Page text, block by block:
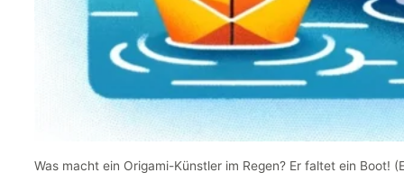
Was macht ein Origami-Künstler im Regen? Er faltet ein Boot!